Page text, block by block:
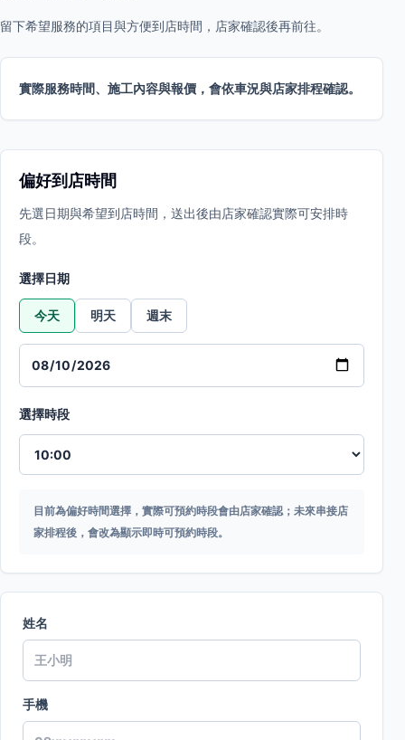
留下希望服務的項目與方便到店時間，店家確認後再前往。
實際服務時間、施工內容與報價，會依車況與店家排程確認。
偏好到店時間
先選日期與希望到店時間，送出後由店家確認實際可安排時
段。
選擇日期
今天 明天 週末
選擇時段
目前為偏好時間選擇，實際可預約時段會由店家確認；未來串接店
家排程後，會改為顯示即時可預約時段。
姓名
手機